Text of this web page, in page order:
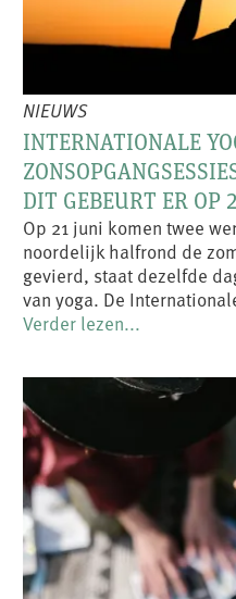
NIEUWS
INTERNATIONALE
DIT GEBEURT ER OP
Op 21 juni komen twee
noordelijk halfrond de
gevierd, staat dezelfde
van yoga. De
Verder lezen...